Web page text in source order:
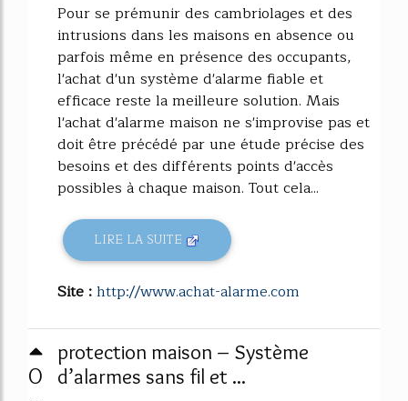
Pour se prémunir des cambriolages et des
intrusions dans les maisons en absence ou
parfois même en présence des occupants,
l'achat d'un système d'alarme fiable et
efficace reste la meilleure solution. Mais
l'achat d'alarme maison ne s'improvise pas et
doit être précédé par une étude précise des
besoins et des différents points d'accès
possibles à chaque maison. Tout cela...
LIRE LA SUITE
Site :http://www.achat-alarme.com
0
protection maison – Système
d’alarmes sans fil et ...